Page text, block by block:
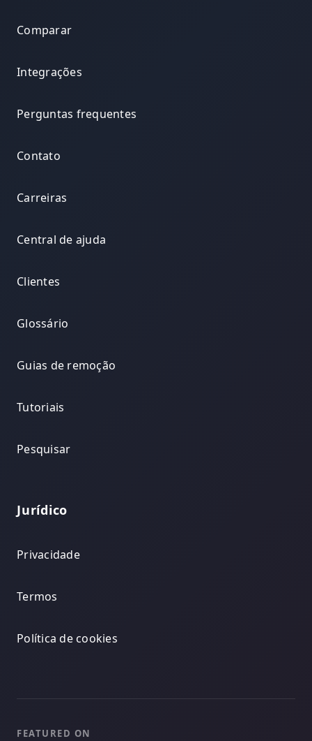
Comparar
Integrações
Perguntas frequentes
Contato
Carreiras
Central de ajuda
Clientes
Glossário
Guias de remoção
Tutoriais
Pesquisar
Jurídico
Privacidade
Termos
Política de cookies
FEATURED ON